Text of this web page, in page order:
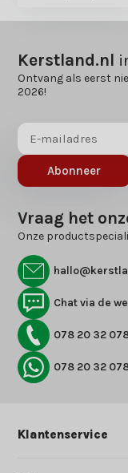
Kerstland.nl
Ontvang als eerst
2026!
Abonneer
Vraag het
Onze
Chat via de
078 20 32
078 20 32
Klantenservice